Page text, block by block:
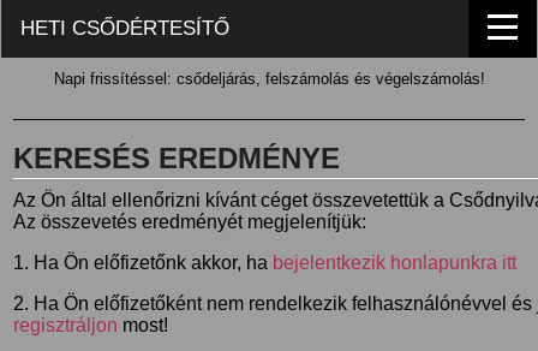
HETI CSŐDÉRTESÍTŐ
Napi frissítéssel: csődeljárás, felszámolás és végelszámolás!
KERESÉS EREDMÉNYE
Az Ön által ellenőrizni kívánt céget összevetettük a
Az összevetés eredményét megjelenítjük:
1. Ha Ön előfizetőnk akkor, ha bejelentkezik honlapunkra itt
2. Ha Ön előfizetőként nem rendelkezik felhasználónévvel
regisztráljon most!